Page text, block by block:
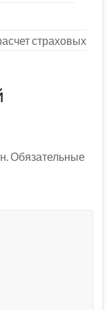
страховых
Обязательные